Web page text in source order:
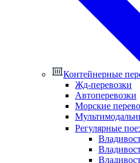
Контейнерные
Жд-перевозки
Автоперевозки
Морские
Регулярные